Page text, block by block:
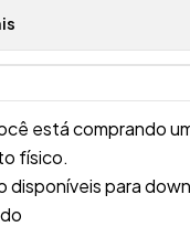
está comprando
físico.
disponíveis para